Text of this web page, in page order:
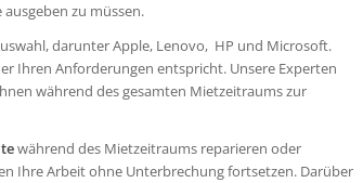
zu müssen.
darunter Apple, Lenovo, HP und Microsoft.
Ihren Anforderungen entspricht. Unsere Experten
während des gesamten Mietzeitraums zur
während des Mietzeitraums reparieren oder
Ihre Arbeit ohne Unterbrechung fortsetzen. Darüber